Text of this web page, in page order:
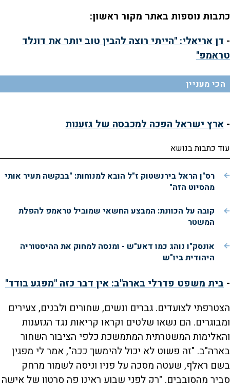
כתבות נוספות באתר מקור ראשון:
- דן אריאלי: "הייתי רוצה להבין טוב יותר את דונלד
טראמפ"
הכי מעניין
- ארץ ישראל הפכה למכבסה של גזענות
עוד כתבות בנושא
רס"ן הראל בירנשטוק ז"ל הובא למנוחות: "בבקשה תעיר אותי
מהסיוט הזה"
קובה על הכוונת: המבצע החשאי שמוביל טראמפ להפלת
המשטר
אונסק"ו נוהג כמו דאע"ש - ומנסה למחוק את ההיסטוריה
היהודית ביו"ש
- בית משפט פדרלי בארה"ב: אין דבר כזה "מפגע בודד"
הצטרפתי לצועדים. גברים ונשים, שחורים ולבנים, צעירים
ומבוגרים. הם נשאו שלטים וקראו קריאות נגד הגזענות
והאלימות המשטרתית המתמשכת כלפי הציבור השחור
בארה"ב. "זה פשוט לא יכול להימשך ככה", אמר לי מפגין
בשם ראלף, שעטה מסכה על פניו וניסה לשמור מרחק
סביר מהסובבים. "רק לפני שבוע ראינו פה סרטון של אישה